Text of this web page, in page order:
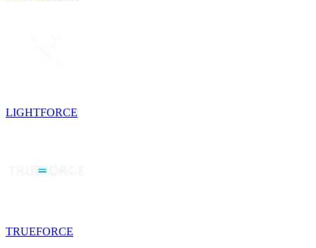
LIGHTFORCE
TRUEFORCE